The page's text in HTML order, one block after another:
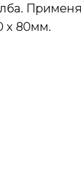
х 80мм.